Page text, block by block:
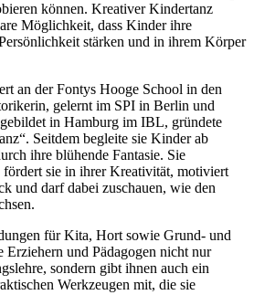
können. Kreativer Kindertanz
Möglichkeit, dass Kinder ihre
stärken und in ihrem Körper
an der Fontys Hooge School in den
gelernt im SPI in Berlin und
in Hamburg im IBL, gründete
Seitdem begleite sie Kinder ab
ihre blühende Fantasie. Sie
sie in ihrer Kreativität, motiviert
und darf dabei zuschauen, wie den
für Kita, Hort sowie Grund- und
Erziehern und Pädagogen nicht nur
sondern gibt ihnen auch ein
Werkzeugen mit, die sie